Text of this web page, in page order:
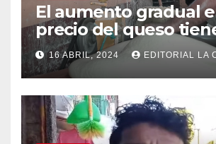
El aumento gradual
precio del queso
efectos a las
16 ABRIL, 2024 EDITORIAL LA